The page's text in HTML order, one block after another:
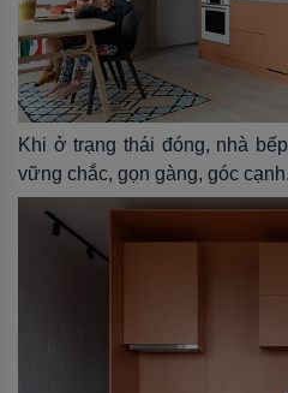
Khi ở trạng thái đóng, nhà
vững chắc, gọn gàng, góc cạnh.